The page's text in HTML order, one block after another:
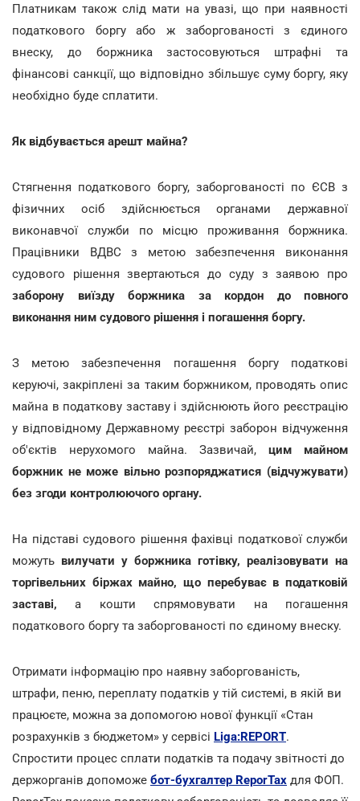
Платникам також слід мати на увазі, що при наявності
податкового боргу або ж заборгованості з єдиного
внеску, до боржника застосовуються штрафні та
фінансові санкції, що відповідно збільшує суму боргу, яку
необхідно буде сплатити.
Як відбувається арешт майна?
Стягнення податкового боргу, заборгованості по ЄСВ з
фізичних осіб здійснюється органами державної
виконавчої служби по місцю проживання боржника.
Працівники ВДВС з метою забезпечення виконання
судового рішення звертаються до суду з заявою про
заборону виїзду боржника за кордон до повного
виконання ним судового рішення і погашення боргу.
З метою забезпечення погашення боргу податкові
керуючі, закріплені за таким боржником, проводять опис
майна в податкову заставу і здійснюють його реєстрацію
у відповідному Державному реєстрі заборон відчуження
об'єктів нерухомого майна. Зазвичай, цим майном
боржник не може вільно розпоряджатися (відчужувати)
без згоди контролюючого органу.
На підставі судового рішення фахівці податкової служби
можуть вилучати у боржника готівку, реалізовувати на
торгівельних біржах майно, що перебуває в податковій
заставі,а кошти спрямовувати на погашення
податкового боргу та заборгованості по єдиному внеску.
Отримати інформацію про наявну заборгованість,
штрафи, пеню, переплату податків у тій системі, в якій ви
працюєте, можна за допомогою нової функції «Стан
розрахунків з бюджетом» у сервісі Liga:REPORT.
Спростити процес сплати податків та подачу звітності до
держорганів допоможе бот-бухгалтер ReporTax для ФОП.